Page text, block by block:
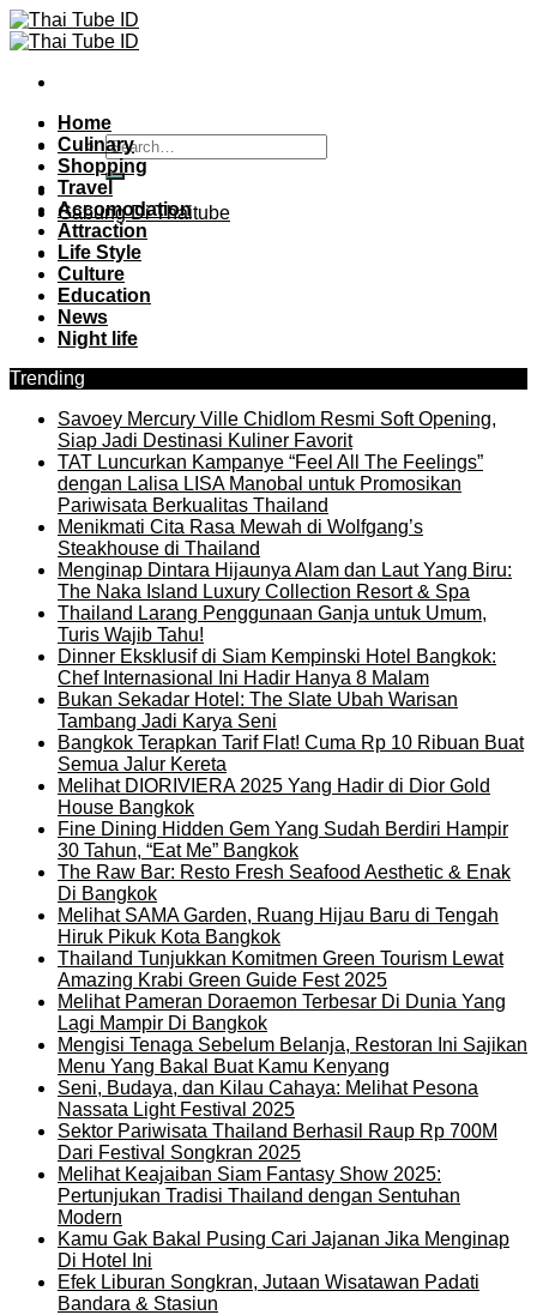
Skip
to
Gabung Di Thaitube
Home
Culinary
Shopping
Travel
Accomodation
Attraction
Life Style
Culture
Education
News
Night life
Trending
Savoey Mercury Ville Chidlom Resmi Soft Opening,
Siap Jadi Destinasi Kuliner Favorit
TAT Luncurkan Kampanye “Feel All The Feelings”
dengan Lalisa LISA Manobal untuk Promosikan
Pariwisata Berkualitas Thailand
Menikmati Cita Rasa Mewah di Wolfgang’s
Steakhouse di Thailand
Menginap Dintara Hijaunya Alam dan Laut Yang Biru:
The Naka Island Luxury Collection Resort & Spa
Thailand Larang Penggunaan Ganja untuk Umum,
Turis Wajib Tahu!
Dinner Eksklusif di Siam Kempinski Hotel Bangkok:
Chef Internasional Ini Hadir Hanya 8 Malam
Bukan Sekadar Hotel: The Slate Ubah Warisan
Tambang Jadi Karya Seni
Bangkok Terapkan Tarif Flat! Cuma Rp 10 Ribuan Buat
Semua Jalur Kereta
Melihat DIORIVIERA 2025 Yang Hadir di Dior Gold
House Bangkok
Fine Dining Hidden Gem Yang Sudah Berdiri Hampir
30 Tahun, “Eat Me” Bangkok
The Raw Bar: Resto Fresh Seafood Aesthetic & Enak
Di Bangkok
Melihat SAMA Garden, Ruang Hijau Baru di Tengah
Hiruk Pikuk Kota Bangkok
Thailand Tunjukkan Komitmen Green Tourism Lewat
Amazing Krabi Green Guide Fest 2025
Melihat Pameran Doraemon Terbesar Di Dunia Yang
Lagi Mampir Di Bangkok
Mengisi Tenaga Sebelum Belanja, Restoran Ini Sajikan
Menu Yang Bakal Buat Kamu Kenyang
Seni, Budaya, dan Kilau Cahaya: Melihat Pesona
Nassata Light Festival 2025
Sektor Pariwisata Thailand Berhasil Raup Rp 700M
Dari Festival Songkran 2025
Melihat Keajaiban Siam Fantasy Show 2025:
Pertunjukan Tradisi Thailand dengan Sentuhan
Modern
Kamu Gak Bakal Pusing Cari Jajanan Jika Menginap
Di Hotel Ini
Efek Liburan Songkran, Jutaan Wisatawan Padati
Bandara & Stasiun